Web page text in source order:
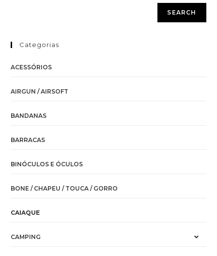
SEARCH
Categorias
ACESSÓRIOS
AIRGUN / AIRSOFT
BANDANAS
BARRACAS
BINÓCULOS E ÓCULOS
BONE / CHAPEU / TOUCA / GORRO
CAIAQUE
CAMPING